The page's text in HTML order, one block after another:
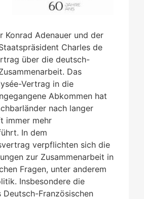
Konrad Adenauer und der
Charles de
über die deutsch-
Das
Vertrag in die
Abkommen hat
nach langer
immer mehr
In dem
verpflichten sich die
zur Zusammenarbeit in
Fragen, unter anderem
Insbesondere die
Deutsch-Französischen